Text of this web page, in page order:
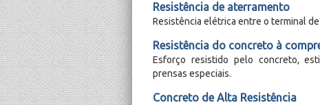
Resistência de aterramento
Resistência elétrica entre o terminal
Resistência do concreto à
Esforço resistido pelo concreto,
prensas especiais.
Concreto de Alta Resistência